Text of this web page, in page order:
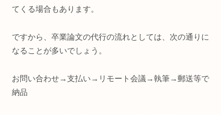
てくる場合もあります。
ですから、卒業論文の代行の流れとしては、次の通りに
なることが多いでしょう。
お問い合わせ→支払い→リモート会議→執筆→郵送等で
納品